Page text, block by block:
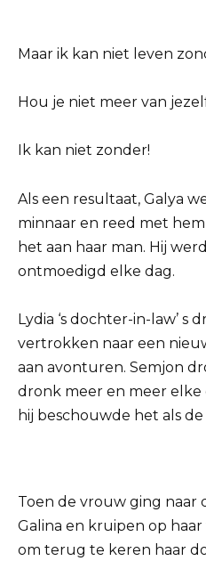
Maar ik kan niet leven
Hou je niet meer van
Ik kan niet zonder!
Als een resultaat, Galya
minnaar en reed met
het aan haar man. Hij
ontmoedigd elke dag.
Lydia ‘s dochter-in-law’ s
vertrokken naar een
aan avonturen. Semjon
dronk meer en meer elke
hij beschouwde het als
Toen de vrouw ging naar
Galina en kruipen op
om terug te keren haar